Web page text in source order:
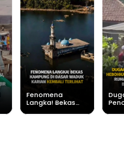
Fenomena
Langka! Bekas